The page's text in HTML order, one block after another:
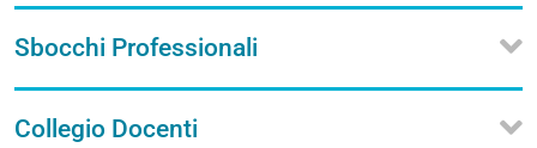
Sbocchi Professionali
Collegio Docenti